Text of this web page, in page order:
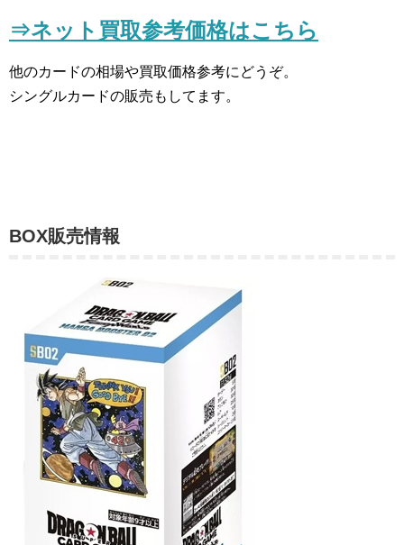
⇒ネット買取参考価格はこちら
他のカードの相場や買取価格参考にどうぞ。
シングルカードの販売もしてます。
BOX販売情報